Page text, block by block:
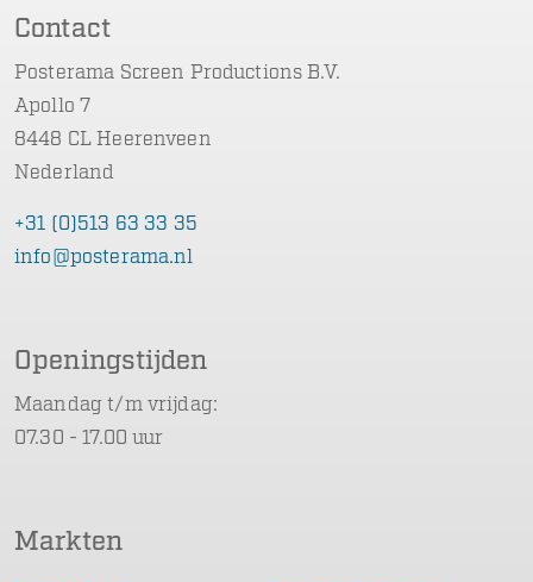
Contact
Posterama Screen Productions B.V.
Apollo 7
8448 CL Heerenveen
Nederland
+31 (0)513 63 33 35
info@posterama.nl
Openingstijden
Maandag t/m vrijdag:
07.30 - 17.00 uur
Markten